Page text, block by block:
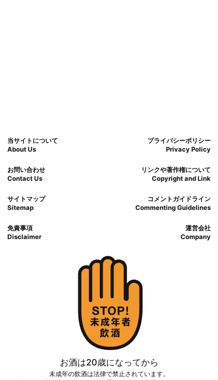
当サイトについて
About Us
プライバシーポリシー
Privacy Policy
お問い合わせ
Contact Us
リンクや著作権について
Copyright and Link
サイトマップ
Sitemap
コメントガイドライン
Commenting Guidelines
免責事項
Disclaimer
運営会社
Company
お酒は20歳になってから
未成年の飲酒は法律で禁止されています。